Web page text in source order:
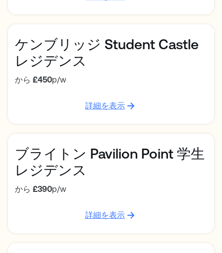
ケンブリッジ Student Castle
レジデンス
から £450p/w
詳細を表示
ブライトン Pavilion Point 学生
レジデンス
から £390p/w
詳細を表示